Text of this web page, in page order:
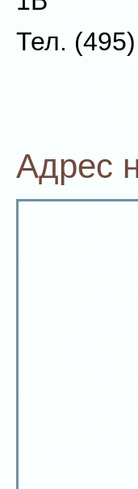
Тел.
Адрес